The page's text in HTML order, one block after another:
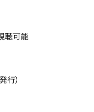
聴可能
行）